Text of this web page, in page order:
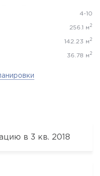
4-10
256.1 м 2
142.23 м 2
36.78 м 2
в 3 кв. 2018